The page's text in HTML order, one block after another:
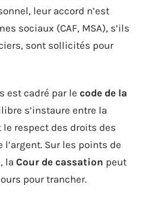
leur accord n’est
sociaux (CAF, MSA), s’ils
sont sollicités pour
est cadré par le code de la
s’instaure entre la
respect des droits des
Sur les points de
la Cour de cassation peut
pour trancher.